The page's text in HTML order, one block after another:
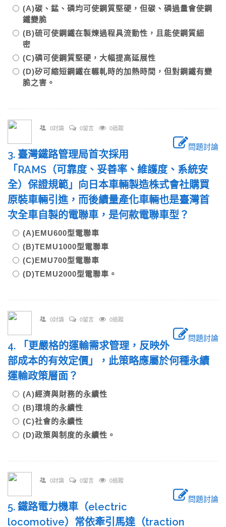
(A)碳、錳、磷均可使鋼質堅硬，但碳、磷過量會使鋼
鐵變脆
(B)硫可使鋼鐵在製煉過程具流動性，且能使鋼質細
密
(C)磷可使鋼質堅硬，大幅提高延展性
(D)矽可縮短鋼鐵在輾軋時的加熱時間，但對鋼鐵有變
脆之害。
0討論 0留言 0追蹤
問題討論
3. 臺灣鐵路管理局首次採用
「RAMS（可靠度、妥善率、維護度、系統安
全）保證規範」向日本車輛製造株式會社購買
原裝車輛引進，而後續量產化車輛也是臺灣首
次全車自製的電聯車，是何款電聯車型？
(A)EMU600型電聯車
(B)TEMU1000型電聯車
(C)EMU700型電聯車
(D)TEMU2000型電聯車。
0討論 0留言 0追蹤
問題討論
4. 「更嚴格的運輸需求管理，反映外
部成本的有效定價」，此策略應屬於何種永續
運輸政策層面？
(A)經濟與財務的永續性
(B)環境的永續性
(C)社會的永續性
(D)政策與制度的永續性。
0討論 0留言 0追蹤
問題討論
5. 鐵路電力機車（electric
locomotive）常依牽引馬達（traction